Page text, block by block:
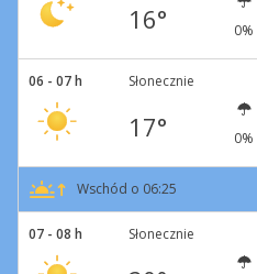
16° 0%
06 - 07 h Słonecznie
17° 0%
Wschód o 06:25
07 - 08 h Słonecznie